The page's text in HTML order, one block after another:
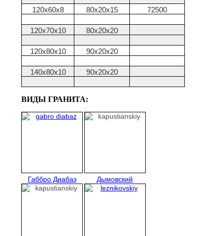
120х60х8 80х20х15 72500
120х70х10 80х20х20
120х80х10 90х20х20
140х80х10 90х20х20
ВИДЫ ГРАНИТА:
Габбро Диабаз Дымовский